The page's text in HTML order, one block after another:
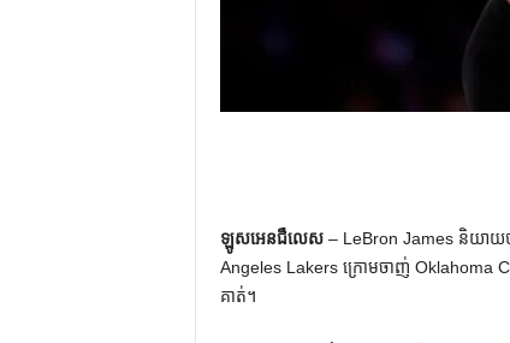
ឡូសអេនជឺលេស– LeBron James និយាយថា
Angeles Lakers ក្រោមចាញ់ Oklahoma
គាត់។